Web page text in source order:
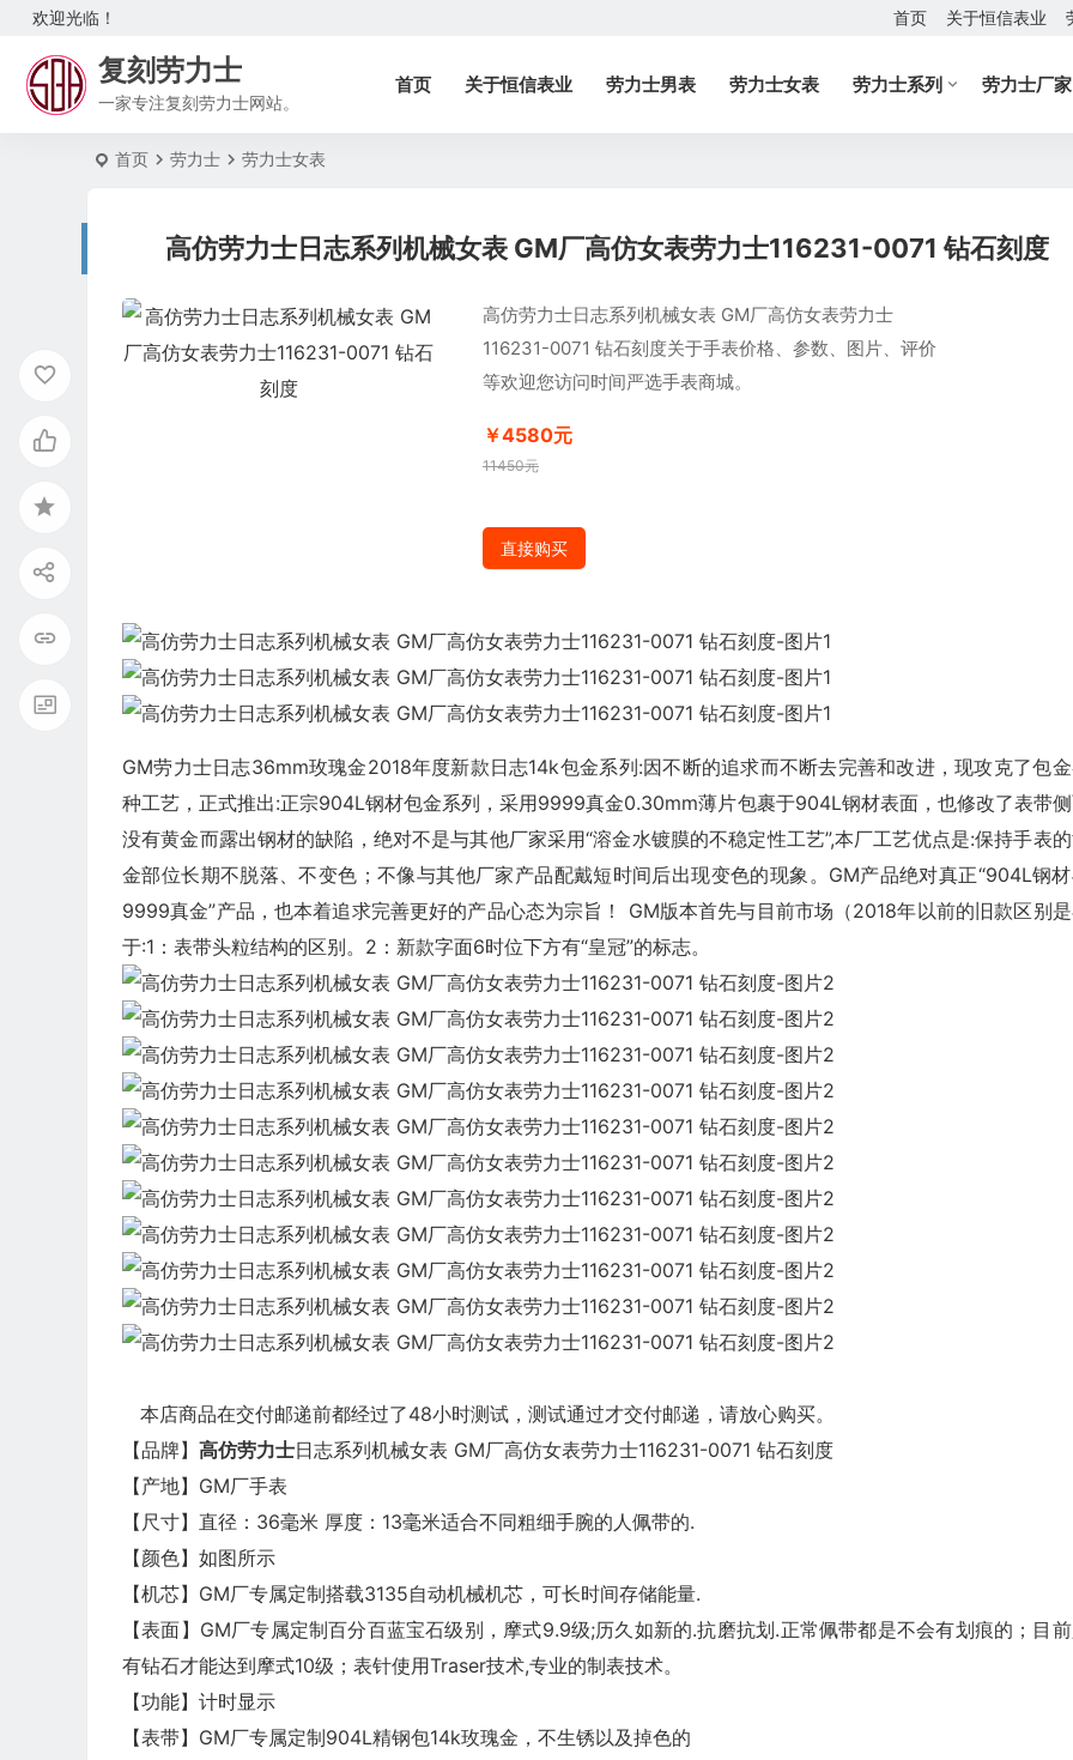
欢迎光临！ 首页 关于恒信表业
复刻劳力士
一家专注复刻劳力士网站。
首页 关于恒信表业 劳力士男表 劳力士女表 劳力士系列 劳力士厂家
首页 劳力士 劳力士女表
高仿劳力士日志系列机械女表 GM厂高仿女表劳力士116231-0071 钻石刻度
高仿劳力士日志系列机械女表 GM厂高仿女表劳力士
116231-0071 钻石刻度关于手表价格、参数、图片、评价
等欢迎您访问时间严选手表商城。
￥4580元
11450元
直接购买
GM劳力士日志36mm玫瑰金2018年度新款日志14k包金系列:因不断的追求而不断去完善和改进，现攻克了包
种工艺，正式推出:正宗904L钢材包金系列，采用9999真金0.30mm薄片包裹于904L钢材表面，也修改了表带
没有黄金而露出钢材的缺陷，绝对不是与其他厂家采用“溶金水镀膜的不稳定性工艺”,本厂工艺优点是:保持手表
金部位长期不脱落、不变色；不像与其他厂家产品配戴短时间后出现变色的现象。GM产品绝对真正“904L钢
9999真金”产品，也本着追求完善更好的产品心态为宗旨！ GM版本首先与目前市场（2018年以前的旧款区别
于:1：表带头粒结构的区别。2：新款字面6时位下方有“皇冠”的标志。
本店商品在交付邮递前都经过了48小时测试，测试通过才交付邮递，请放心购买。
【品牌】 高仿劳力士日志系列机械女表 GM厂高仿女表劳力士116231-0071 钻石刻度
【产地】GM厂手表
【尺寸】直径：36毫米 厚度：13毫米适合不同粗细手腕的人佩带的.
【颜色】如图所示
【机芯】GM厂专属定制搭载3135自动机械机芯，可长时间存储能量.
【表面】GM厂专属定制百分百蓝宝石级别，摩式9.9级;历久如新的.抗磨抗划.正常佩带都是不会有划痕的；目
有钻石才能达到摩式10级；表针使用Traser技术,专业的制表技术。
【功能】计时显示
【表带】GM厂专属定制904L精钢包14k玫瑰金，不生锈以及掉色的